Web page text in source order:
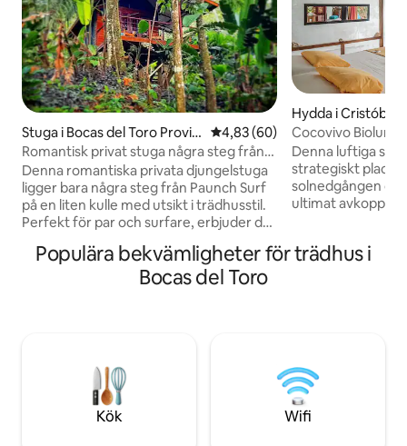
Stuga i Bocas del Toro Provin
ce
4,83 av 5 i genomsnittligt
4,83 (60)
Romantisk privat stuga några steg från
Bocas bästa surfing
Denna romantiska privata djungelstuga
ligger bara några steg från Paunch Surf
på en liten kulle med utsikt i trädhusstil.
Perfekt för par och surfare, erbjuder det
havsbris och enkel tillgång till en av
Bocas bästa vågor. När du bor i Tree
vid din dörr, djurliv överallt.
Hydda i Cristóbal
Cocovivo
Denna luftiga
strategiskt
solnedgången
ultimat avkoppling. Perfekt för
vatten denna
Populära bekvämligheter för trädhus i
Bocas del Toro
Kök Wifi